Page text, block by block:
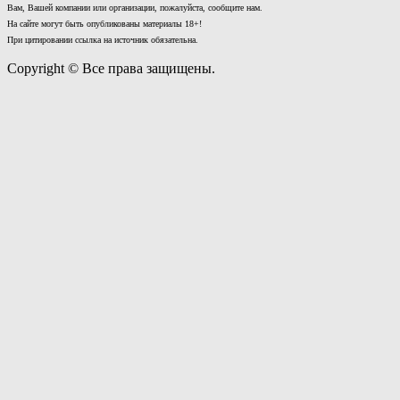
Вам, Вашей компании или организации, пожалуйста, сообщите нам.
На сайте могут быть опубликованы материалы 18+!
При цитировании ссылка на источник обязательна.
Copyright © Все права защищены.